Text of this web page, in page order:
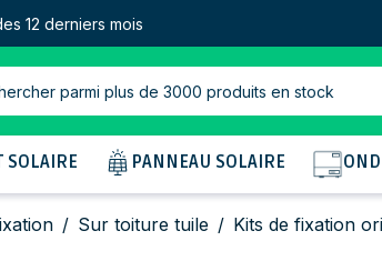
12 derniers mois
parmi plus de 3000 produits en stock
SOLAIRE PANNEAU SOLAIRE
/ Sur toiture tuile / Kits de fixation